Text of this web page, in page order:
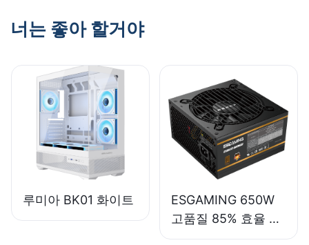
너는 좋아 할거야
루미아 BK01 화이트
ESGAMING 650W
고품질 85% 효율 풀
모듈 80+ 브론즈 데